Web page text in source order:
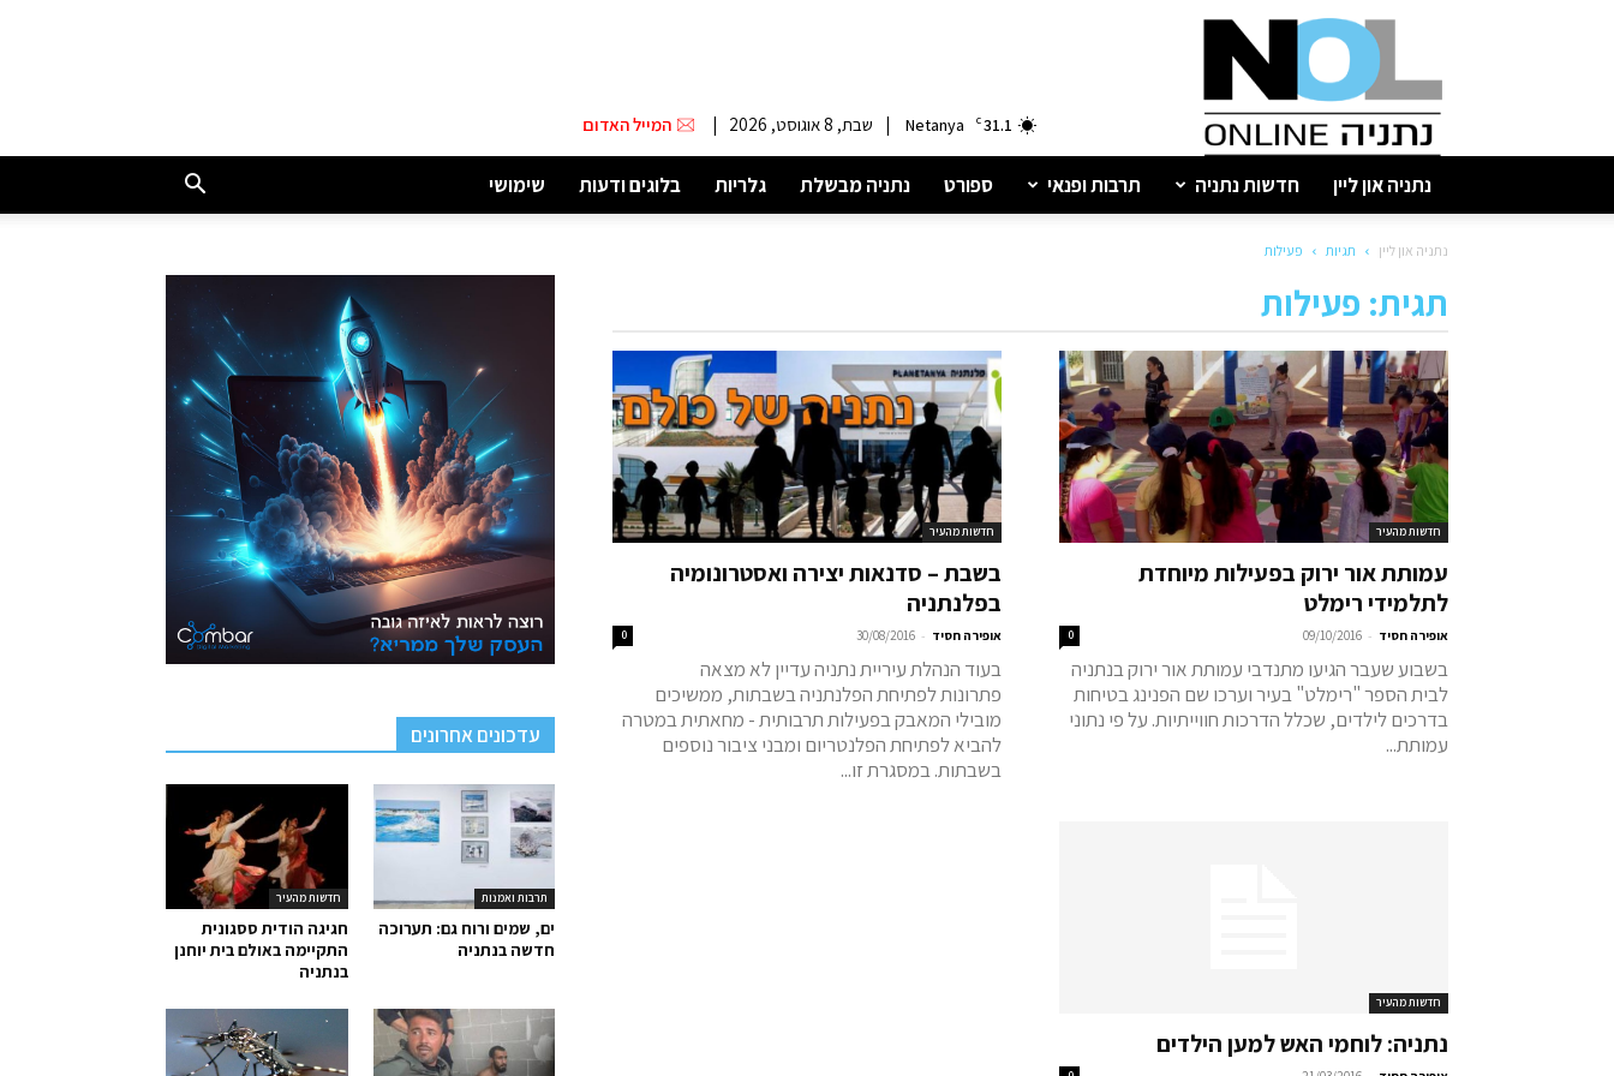
נתניה
31.1
C
Netanya
| שבת, 8 אוגוסט, 2026 | המייל האדום
נתניה און ליין חדשות נתניה תרבות ופנאי ספורט נתניה מבשלת גלריות בלוגים ודעות שימושי
נתניה און ליין תגיות פעילות
תגית: פעילות
חדשות מהעיר
עמותת אור ירוק בפעילות מיוחדת
לתלמידי רימלט
אופירה חסיד -
09/10/2016
0
בשבוע שעבר הגיעו מתנדבי עמותת אור ירוק בנתניה
לבית הספר "רימלט" בעיר וערכו שם הפנינג בטיחות
בדרכים לילדים, שכלל הדרכות חווייתיות. על פי נתוני
עמותת...
חדשות מהעיר
בשבת – סדנאות יצירה ואסטרונומיה
בפלנתניה
אופירה חסיד -
30/08/2016
0
בעוד הנהלת עיריית נתניה עדיין לא מצאה
פתרונות לפתיחת הפלנתניה בשבתות, ממשיכים
מובילי המאבק בפעילות תרבותית - מחאתית במטרה
להביא לפתיחת הפלנטריום ומבני ציבור נוספים
בשבתות. במסגרת זו...
חדשות מהעיר
נתניה: לוחמי האש למען הילדים
עדכונים אחרונים
חדשות מהעיר
חגיגה הודית ססגונית
התקיימה באולם בית יוחנן
בנתניה
תרבות ואמנות
ים, שמים ורוח גם: תערוכה
חדשה בנתניה